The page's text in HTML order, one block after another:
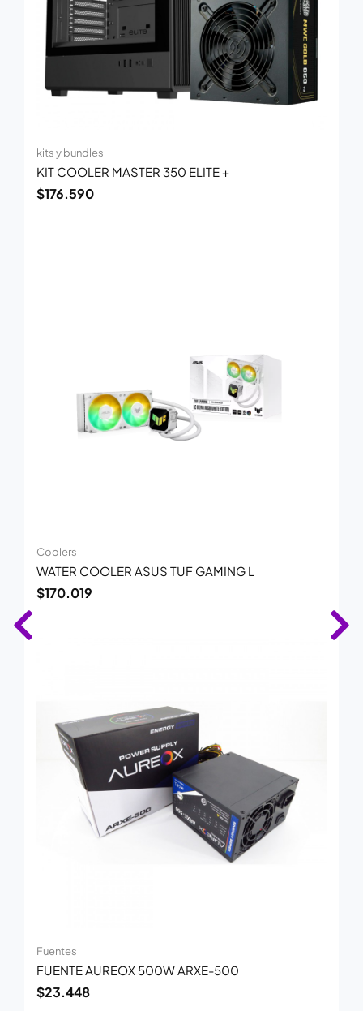
kits y bundles
KIT COOLER MASTER 350 ELITE +
$176.590
Coolers
WATER COOLER ASUS TUF GAMING L
$170.019
Fuentes
FUENTE AUREOX 500W ARXE-500
$23.448